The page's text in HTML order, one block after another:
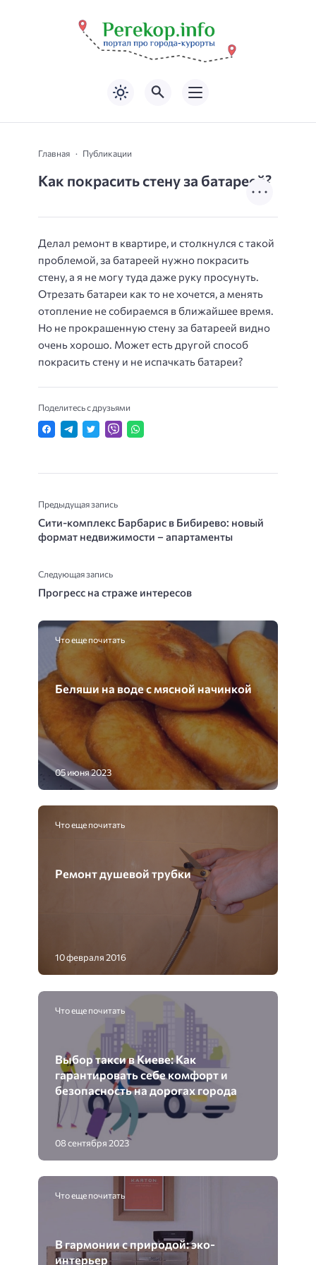
Главная Публикации
Как покрасить стену за батареей?
Делал ремонт в квартире, и столкнулся с такой
проблемой, за батареей нужно покрасить
стену, а я не могу туда даже руку просунуть.
Отрезать батареи как то не хочется, а менять
отопление не собираемся в ближайшее время.
Но не прокрашенную стену за батареей видно
очень хорошо. Может есть другой способ
покрасить стену и не испачкать батареи?
Поделитесь с друзьями
Предыдущая запись
Сити-комплекс Барбарис в Бибирево: новый
формат недвижимости – апартаменты
Следующая запись
Прогресс на страже интересов
Что еще почитать
Беляши на воде с мясной начинкой
05 июня 2023
Что еще почитать
Ремонт душевой трубки
10 февраля 2016
Что еще почитать
Выбор такси в Киеве: Как
гарантировать себе комфорт и
безопасность на дорогах города
08 сентября 2023
Что еще почитать
В гармонии с природой: эко-
интерьер